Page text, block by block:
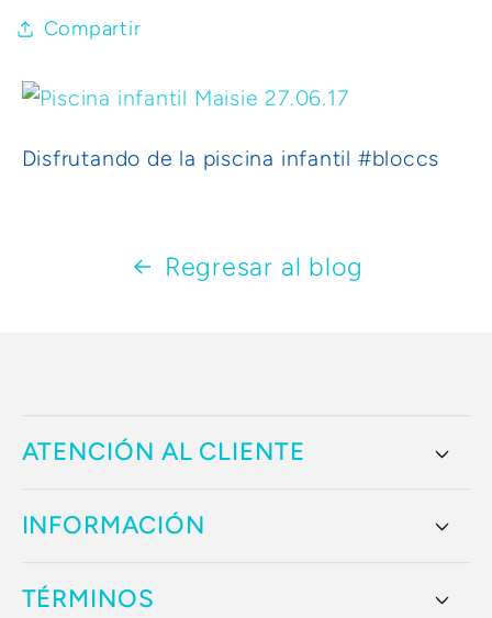
Compartir
Disfrutando de la piscina infantil #bloccs
Regresar al blog
ATENCIÓN AL CLIENTE
INFORMACIÓN
TÉRMINOS